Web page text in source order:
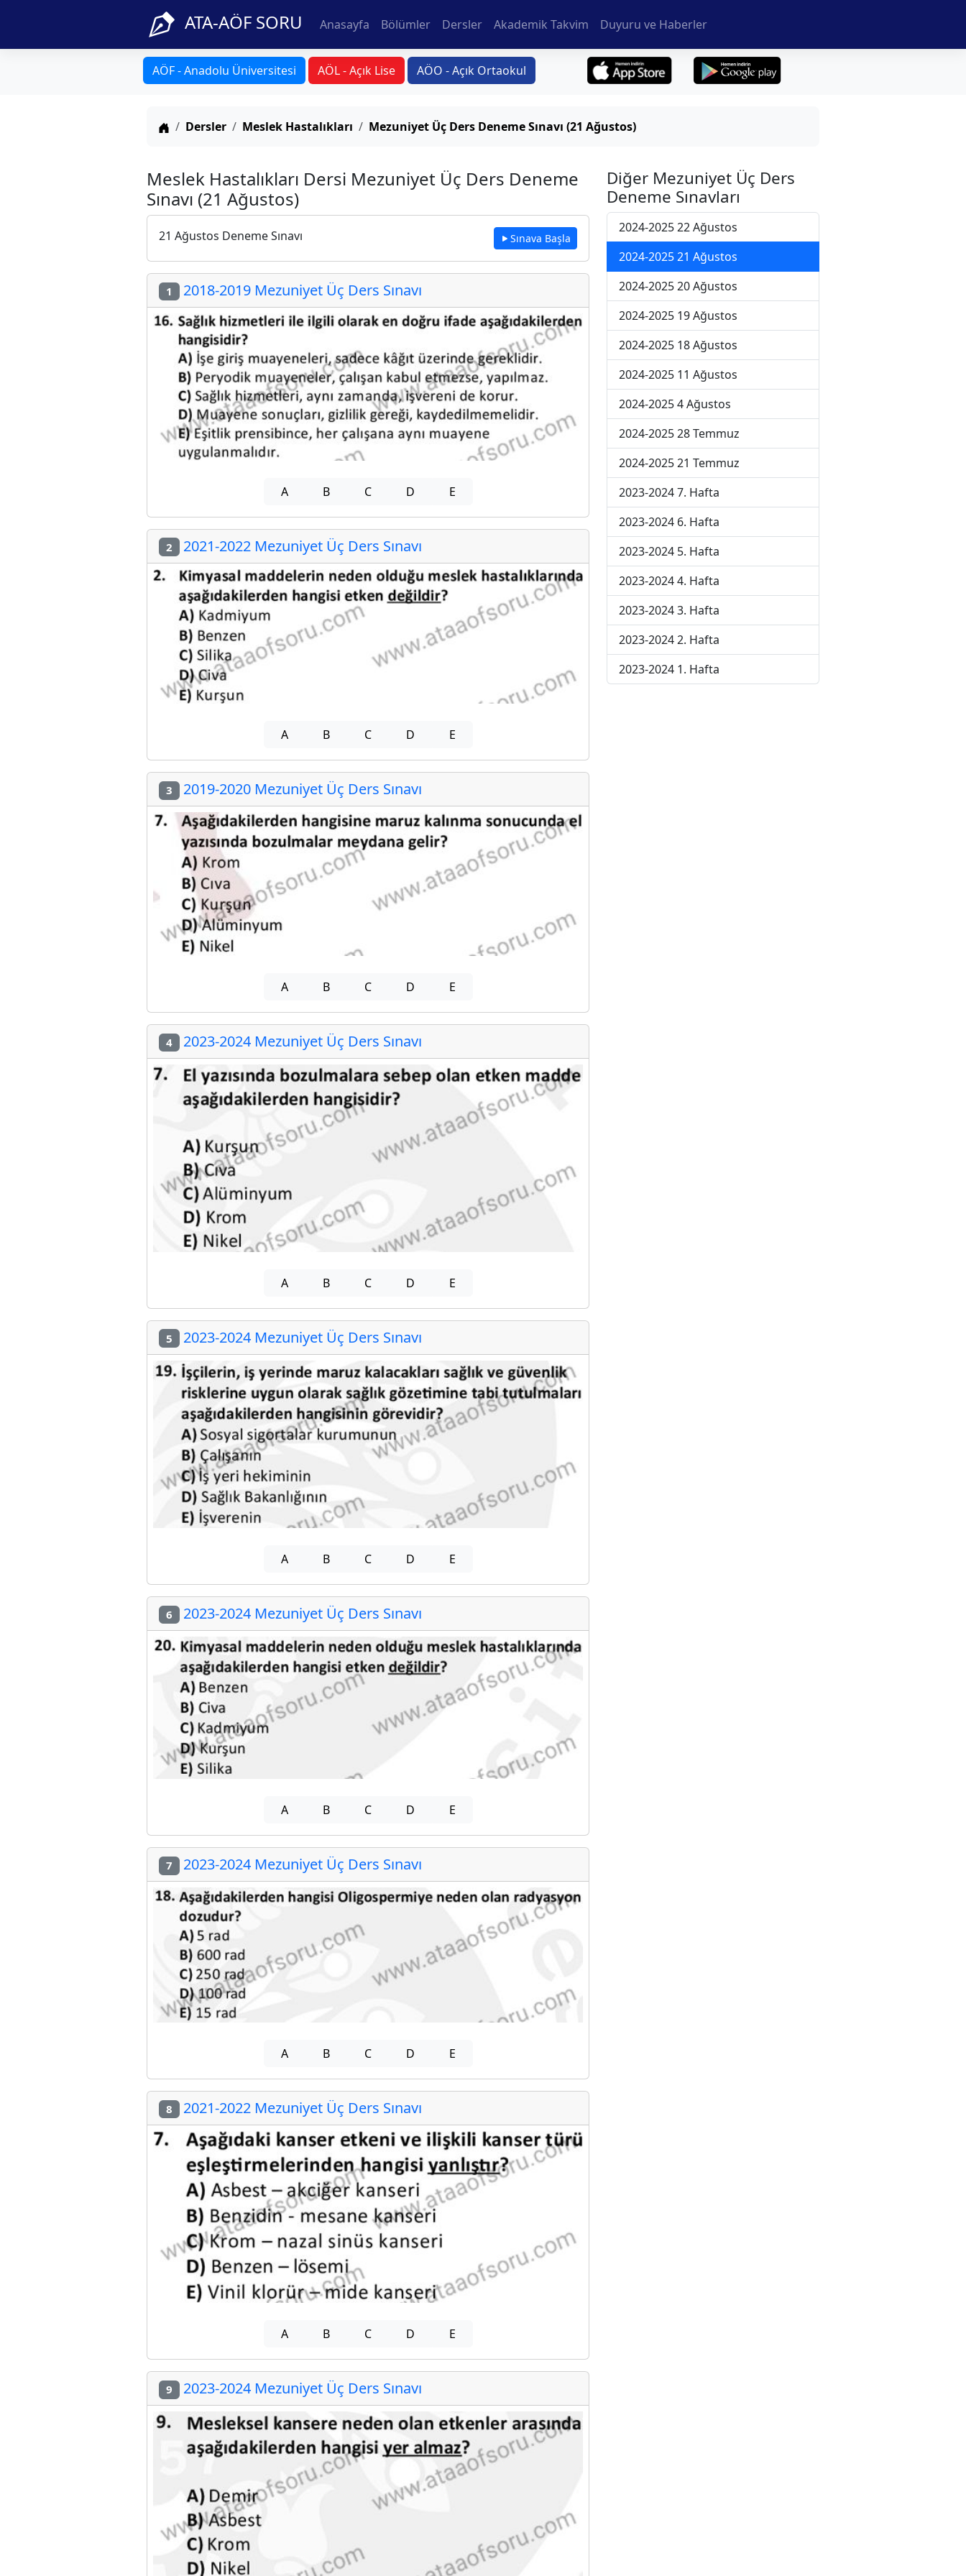
ATA-AÖF SORU Anasayfa Bölümler Dersler Akademik Takvim Duyuru ve Haberler
AÖF - Anadolu Üniversitesi AÖL - Açık Lise AÖO - Açık Ortaokul
Anasayfa
Dersler Meslek Hastalıkları Mezuniyet Üç Ders Deneme Sınavı (21 Ağustos)
Meslek Hastalıkları Dersi Mezuniyet Üç Ders Deneme
Sınavı (21 Ağustos)
21 Ağustos Deneme Sınavı Sınava Başla
1 2018-2019 Mezuniyet Üç Ders Sınavı
A B C D E
2 2021-2022 Mezuniyet Üç Ders Sınavı
A B C D E
3 2019-2020 Mezuniyet Üç Ders Sınavı
A B C D E
4 2023-2024 Mezuniyet Üç Ders Sınavı
A B C D E
5 2023-2024 Mezuniyet Üç Ders Sınavı
A B C D E
6 2023-2024 Mezuniyet Üç Ders Sınavı
A B C D E
7 2023-2024 Mezuniyet Üç Ders Sınavı
A B C D E
8 2021-2022 Mezuniyet Üç Ders Sınavı
A B C D E
9 2023-2024 Mezuniyet Üç Ders Sınavı
Diğer Mezuniyet Üç Ders
Deneme Sınavları
2024-2025 22 Ağustos
2024-2025 21 Ağustos
2024-2025 20 Ağustos
2024-2025 19 Ağustos
2024-2025 18 Ağustos
2024-2025 11 Ağustos
2024-2025 4 Ağustos
2024-2025 28 Temmuz
2024-2025 21 Temmuz
2023-2024 7. Hafta
2023-2024 6. Hafta
2023-2024 5. Hafta
2023-2024 4. Hafta
2023-2024 3. Hafta
2023-2024 2. Hafta
2023-2024 1. Hafta